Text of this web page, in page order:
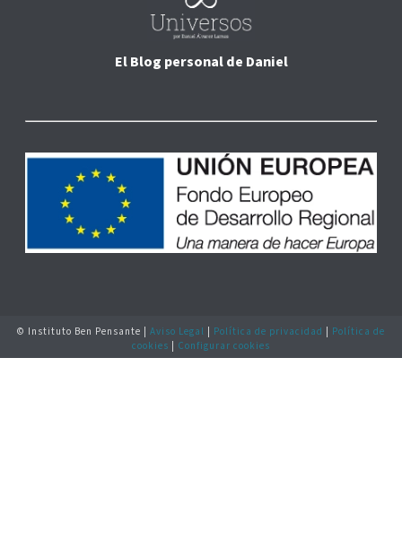
El Blog personal de Daniel
© Instituto Ben Pensante | Aviso Legal | Política de privacidad | Política de
cookies | Configurar cookies